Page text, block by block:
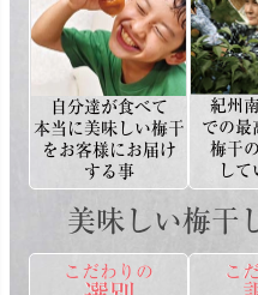
自分達が食べて
本当に美味しい梅干
をお客様にお届け
する事
紀州
での最
梅干
して
美味しい梅干
こだわりの こ